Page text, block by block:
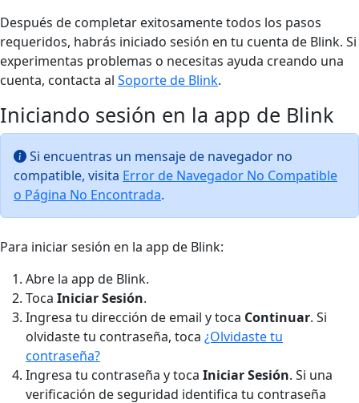
Después de completar exitosamente todos los pasos
requeridos, habrás iniciado sesión en tu cuenta de Blink. Si
experimentas problemas o necesitas ayuda creando una
cuenta, contacta al Soporte de Blink.
Iniciando sesión en la app de Blink
Si encuentras un mensaje de navegador no
compatible, visita Error de Navegador No Compatible
o Página No Encontrada.
Para iniciar sesión en la app de Blink:
Abre la app de Blink.
Toca Iniciar Sesión.
Ingresa tu dirección de email y toca Continuar. Si
olvidaste tu contraseña, toca ¿Olvidaste tu
contraseña?
Ingresa tu contraseña y toca Iniciar Sesión. Si una
verificación de seguridad identifica tu contraseña